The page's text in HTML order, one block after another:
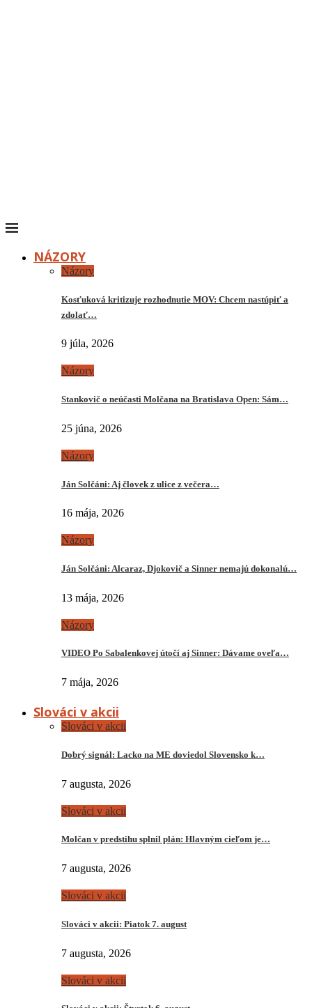
NÁZORY
Názory
Kosťuková kritizuje rozhodnutie MOV: Chcem nastúpiť a
zdolať…
9 júla, 2026
Názory
Stankovič o neúčasti Molčana na Bratislava Open: Sám…
25 júna, 2026
Názory
Ján Solčáni: Aj človek z ulice z večera…
16 mája, 2026
Názory
Ján Solčáni: Alcaraz, Djokovič a Sinner nemajú dokonalú…
13 mája, 2026
Názory
VIDEO Po Sabalenkovej útočí aj Sinner: Dávame oveľa…
7 mája, 2026
Slováci v akcii
Slováci v akcii
Dobrý signál: Lacko na ME doviedol Slovensko k…
7 augusta, 2026
Slováci v akcii
Molčan v predstihu splnil plán: Hlavným cieľom je…
7 augusta, 2026
Slováci v akcii
Slováci v akcii: Piatok 7. august
7 augusta, 2026
Slováci v akcii